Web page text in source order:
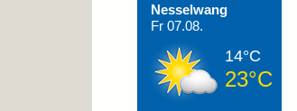
Nesselwang
Fr 07.08.
14°C
23°C